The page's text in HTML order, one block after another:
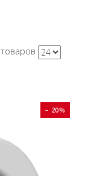
− 20%